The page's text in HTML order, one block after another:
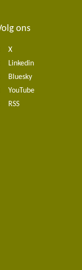
ons
X
Linkedin
Bluesky
YouTube
RSS